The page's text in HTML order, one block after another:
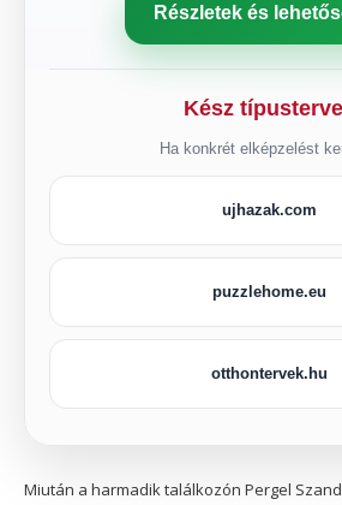
Részletek és
Kész
Ha konkrét elképzelést
ujhazak.com
puzzlehome.eu
otthontervek.hu
Miután a harmadik találkozón Pergel